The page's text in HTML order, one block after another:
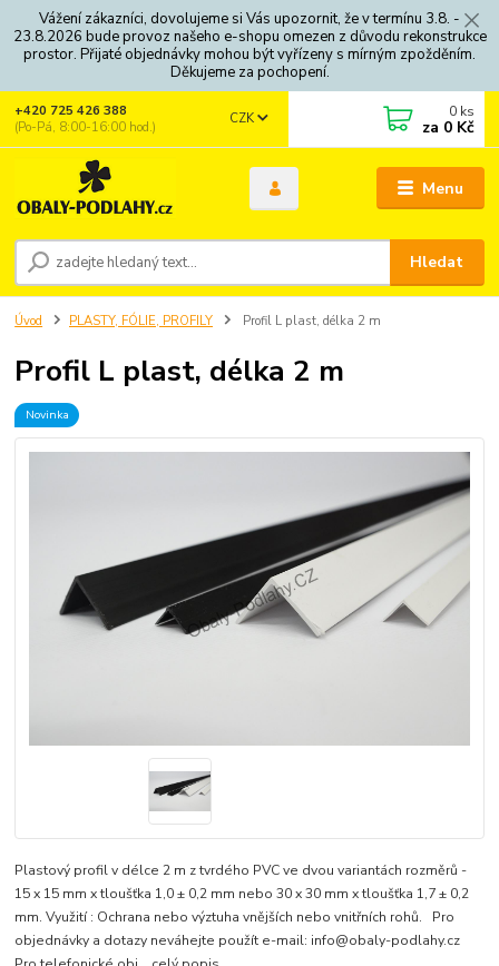
Vážení zákazníci, dovolujeme si Vás upozornit, že v termínu 3.8. -
23.8.2026 bude provoz našeho e-shopu omezen z důvodu rekonstrukce
prostor. Přijaté objednávky mohou být vyřízeny s mírným zpožděním.
Děkujeme za pochopení.
Menu
CZK
Hledat
+420 725 426 388
(Po-Pá, 8:00-16:00 hod.)
0 ks
za 0 Kč
Úvod PLASTY, FÓLIE, PROFILY Profil L plast, délka 2 m
Profil L plast, délka 2 m
Novinka
Plastový profil v délce 2 m z tvrdého PVC ve dvou variantách rozměrů -
15 x 15 mm x tloušťka 1,0 ± 0,2 mm nebo 30 x 30 mm x tloušťka 1,7 ± 0,2
mm. Využití : Ochrana nebo výztuha vnějších nebo vnitřních rohů. Pro
objednávky a dotazy neváhejte použít e-mail: info@obaly-podlahy.cz